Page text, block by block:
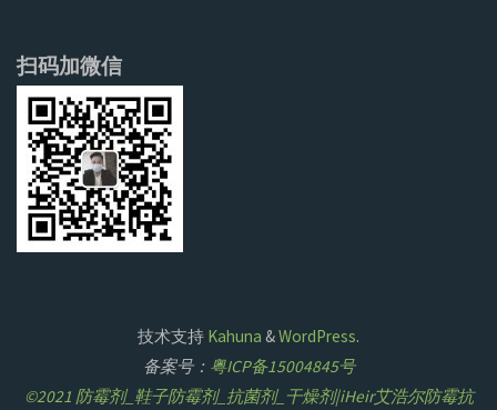
扫码加微信
技术支持 Kahuna &WordPress.
备案号： 粤ICP备15004845号
©2021 防霉剂_鞋子防霉剂_抗菌剂_干燥剂|iHeir艾浩尔防霉抗